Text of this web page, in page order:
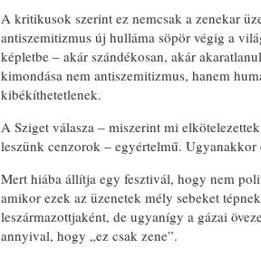
A kritikusok szerint ez nemcsak a zenekar
antiszemitizmus új hulláma söpör végig a
képletbe – akár szándékosan, akár
kimondása nem antiszemitizmus, hanem
kibékíthetetlenek.
A Sziget válasza – miszerint mi
leszünk cenzorok – egyértelmű.
Mert hiába állítja egy fesztivál, hogy nem
amikor ezek az üzenetek mély sebeket
leszármazottjaként, de ugyanígy a gázai
annyival, hogy „ez csak zene”.